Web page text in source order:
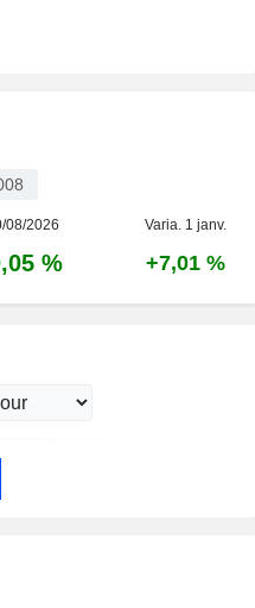
08/2026 Varia. 1 janv.
% +7,01 %